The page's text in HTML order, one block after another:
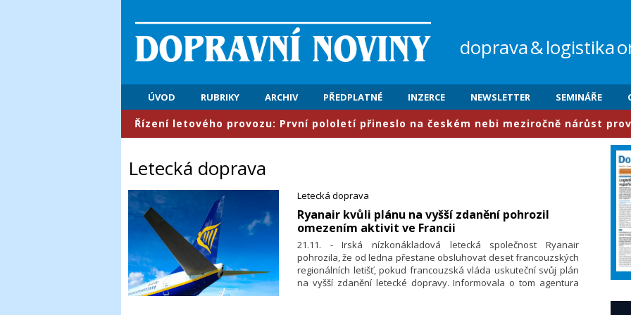
doprava&logistika
ÚVOD RUBRIKY ARCHIV PŘEDPLATNÉ INZERCE NEWSLETTER SEMINÁŘE
​Řízení letového provozu: První pololetí přineslo na českém nebi meziročně nárůst provozu o 6,3
Letecká doprava
Letecká doprava
Ryanair kvůli plánu na vyšší zdanění pohrozil
omezením aktivit ve Francii
21.11. - Irská nízkonákladová letecká společnost Ryanair
pohrozila, že od ledna přestane obsluhovat deset francouzských
regionálních letišť, pokud francouzská vláda uskuteční svůj plán
na vyšší zdanění letecké dopravy. Informovala o tom agentura